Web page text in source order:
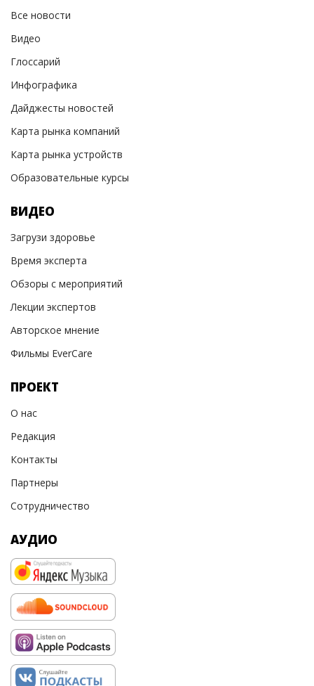
Все новости
Видео
Глоссарий
Инфографика
Дайджесты новостей
Карта рынка компаний
Карта рынка устройств
Образовательные курсы
ВИДЕО
Загрузи здоровье
Время эксперта
Обзоры с мероприятий
Лекции экспертов
Авторское мнение
Фильмы EverCare
ПРОЕКТ
О нас
Редакция
Контакты
Партнеры
Сотрудничество
АУДИО